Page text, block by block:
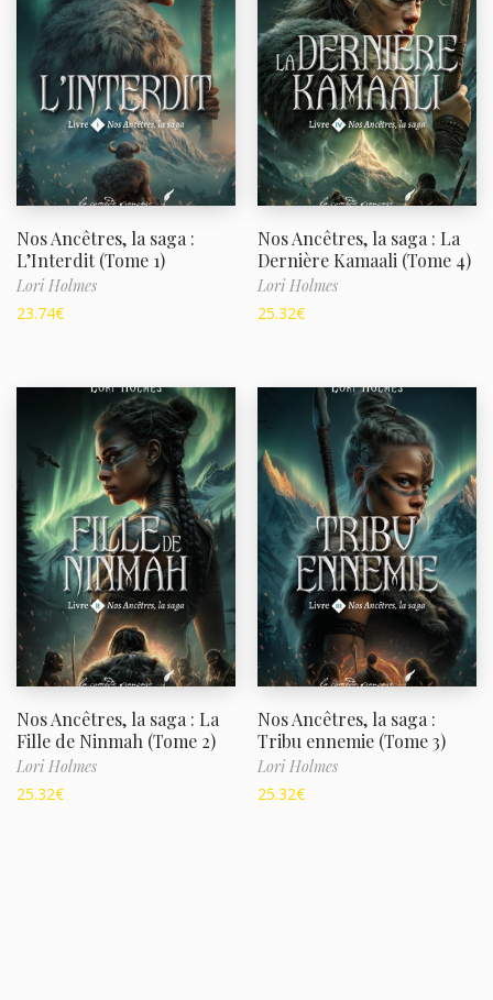
Nos Ancêtres, la saga :
L’Interdit (Tome 1)
Lori Holmes
23.74€
Nos Ancêtres, la saga : La
Dernière Kamaali (Tome 4)
Lori Holmes
25.32€
Nos Ancêtres, la saga : La
Fille de Ninmah (Tome 2)
Lori Holmes
25.32€
Nos Ancêtres, la saga :
Tribu ennemie (Tome 3)
Lori Holmes
25.32€